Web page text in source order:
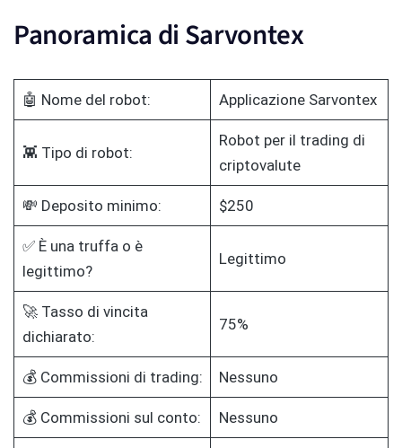
Panoramica di Sarvontex
🤖 Nome del robot: Applicazione Sarvontex
👾 Tipo di robot:
Robot per il trading di
criptovalute
💸 Deposito minimo: $250
✅ È una truffa o è
legittimo?
Legittimo
🚀 Tasso di vincita
dichiarato:
75%
💰 Commissioni di trading: Nessuno
💰 Commissioni sul conto: Nessuno